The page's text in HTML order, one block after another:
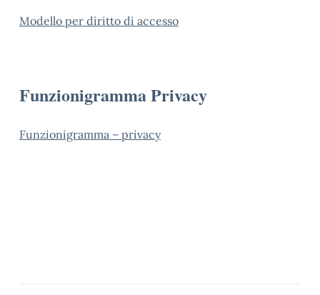
Modello per diritto di accesso
Funzionigramma Privacy
Funzionigramma – privacy